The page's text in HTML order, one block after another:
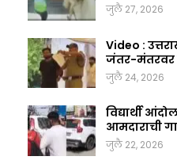
जुलै 27, 2026
Video :
जंतर-मंतरवर
जुलै 24, 2026
विद्यार्थी
आमदाराची
जुलै 22, 2026